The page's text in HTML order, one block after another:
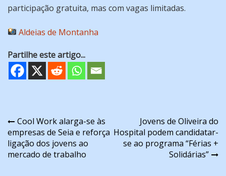
participação gratuita, mas com vagas limitadas.
Aldeias de Montanha
Partilhe este artigo...
Navegação
de
artigos
Cool Work alarga-se às
empresas de Seia e reforça
ligação dos jovens ao
mercado de trabalho
Jovens de Oliveira do
Hospital podem candidatar-
se ao programa “Férias +
Solidárias”